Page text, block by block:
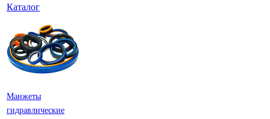
Каталог
Манжеты
гидравлические